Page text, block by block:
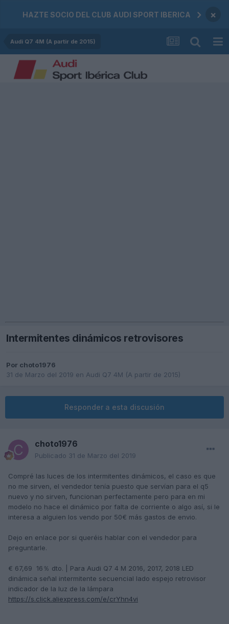
HAZTE SOCIO DEL CLUB AUDI SPORT IBERICA ×
Audi Q7 4M (A partir de 2015)
Intermitentes dinámicos retrovisores
Por choto1976
31 de Marzo del 2019 en Audi Q7 4M (A partir de 2015)
Responder a esta discusión
choto1976
Publicado 31 de Marzo del 2019
Compré las luces de los intermitentes dinámicos, el caso es que
no me sirven, el vendedor tenía puesto que servían para el q5
nuevo y no sirven, funcionan perfectamente pero para en mi
modelo no hace el dinámico por falta de corriente o algo así, si le
interesa a alguien los vendo por 50€ más gastos de envio.
Dejo en enlace por si queréis hablar con el vendedor para
preguntarle.
€ 67,69 16％ dto. | Para Audi Q7 4 M 2016, 2017, 2018 LED
dinámica señal intermitente secuencial lado espejo retrovisor
indicador de la luz de la lámpara
https://s.click.aliexpress.com/e/crYhn4vi